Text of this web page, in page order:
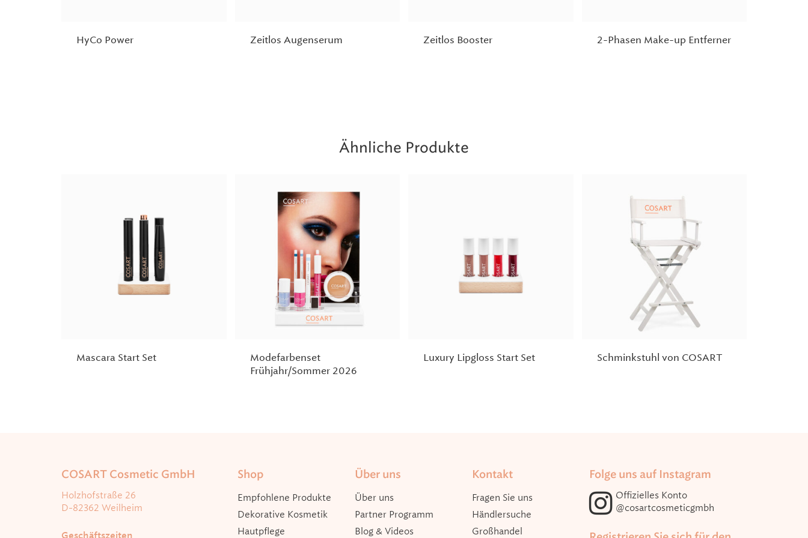
HyCo Power Zeitlos Augenserum Zeitlos Booster 2-Phasen Make-up Entferner
Ähnliche Produkte
Mascara Start Set
Modefarbenset
Frühjahr/Sommer 2026
Luxury Lipgloss Start Set Schminkstuhl von COSART
COSART Cosmetic GmbH
Holzhofstraße 26
D-82362 Weilheim
Geschäftszeiten
Shop
Empfohlene Produkte
Dekorative Kosmetik
Hautpflege
Über uns
Über uns
Partner Programm
Blog & Videos
Kontakt
Fragen Sie uns
Händlersuche
Großhandel
Folge uns auf Instagram
Offizielles Konto
@cosartcosmeticgmbh